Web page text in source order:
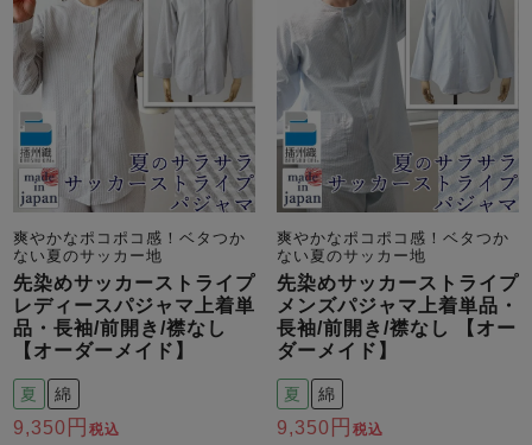
爽やかなポコポコ感！ベタつか
ない夏のサッカー地
先染めサッカーストライプ
レディースパジャマ上着単
品・長袖/前開き/襟なし
【オーダーメイド】
夏 綿
9,350 税込
爽やかなポコポコ感！ベタつか
ない夏のサッカー地
先染めサッカーストライプ
メンズパジャマ上着単品・
長袖/前開き/襟なし 【オー
ダーメイド】
夏 綿
9,350 税込